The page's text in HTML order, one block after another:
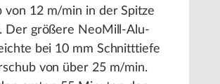
von 12 m/min in der Spitze
Der größere NeoMill-Alu-
bei 10 mm Schnitttiefe
von über 25 m/min.